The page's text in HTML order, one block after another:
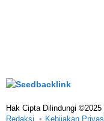
Hak Cipta Dilindungi
Redaksi
Kebijakan